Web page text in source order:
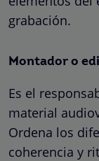
grabación.
Montador o
Es el
material
Ordena los
coherencia y